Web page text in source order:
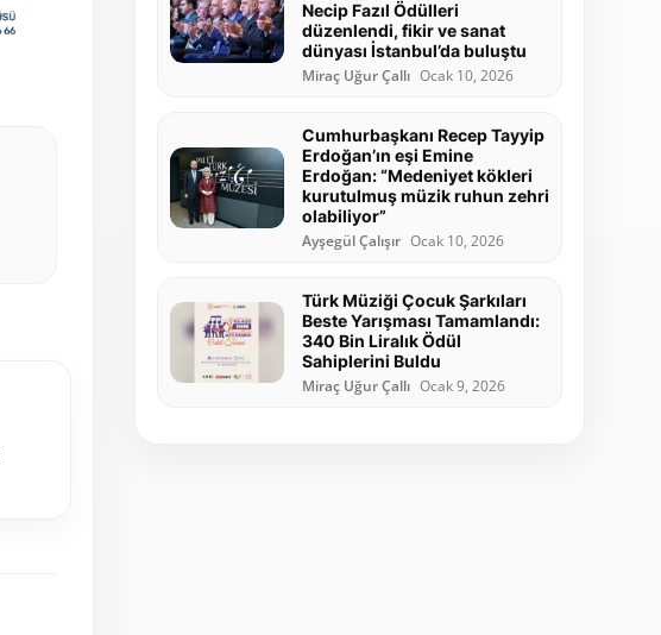
Necip Fazıl Ödülleri
düzenlendi, fikir ve sanat
dünyası İstanbul’da buluştu
Miraç Uğur Çallı Ocak 10, 2026
Cumhurbaşkanı Recep Tayyip
Erdoğan’ın eşi Emine
Erdoğan: “Medeniyet kökleri
kurutulmuş müzik ruhun zehri
olabiliyor”
Ayşegül Çalışır Ocak 10, 2026
Türk Müziği Çocuk Şarkıları
Beste Yarışması Tamamlandı:
340 Bin Liralık Ödül
Sahiplerini Buldu
Miraç Uğur Çallı Ocak 9, 2026